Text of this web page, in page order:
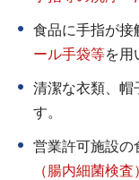
食品に手指が接
ール手袋等を用
清潔な衣類、帽
す。
営業許可施設の
（腸内細菌検査